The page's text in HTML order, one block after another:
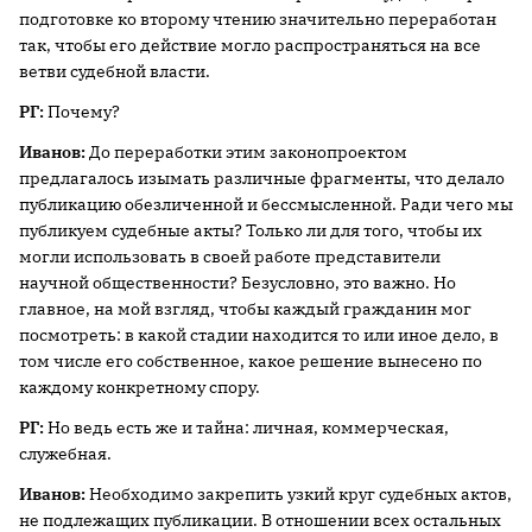
подготовке ко второму чтению значительно переработан
так, чтобы его действие могло распространяться на все
ветви судебной власти.
РГ:Почему?
Иванов:До переработки этим законопроектом
предлагалось изымать различные фрагменты, что делало
публикацию обезличенной и бессмысленной. Ради чего мы
публикуем судебные акты? Только ли для того, чтобы их
могли использовать в своей работе представители
научной общественности? Безусловно, это важно. Но
главное, на мой взгляд, чтобы каждый гражданин мог
посмотреть: в какой стадии находится то или иное дело, в
том числе его собственное, какое решение вынесено по
каждому конкретному спору.
РГ:Но ведь есть же и тайна: личная, коммерческая,
служебная.
Иванов:Необходимо закрепить узкий круг судебных актов,
не подлежащих публикации. В отношении всех остальных